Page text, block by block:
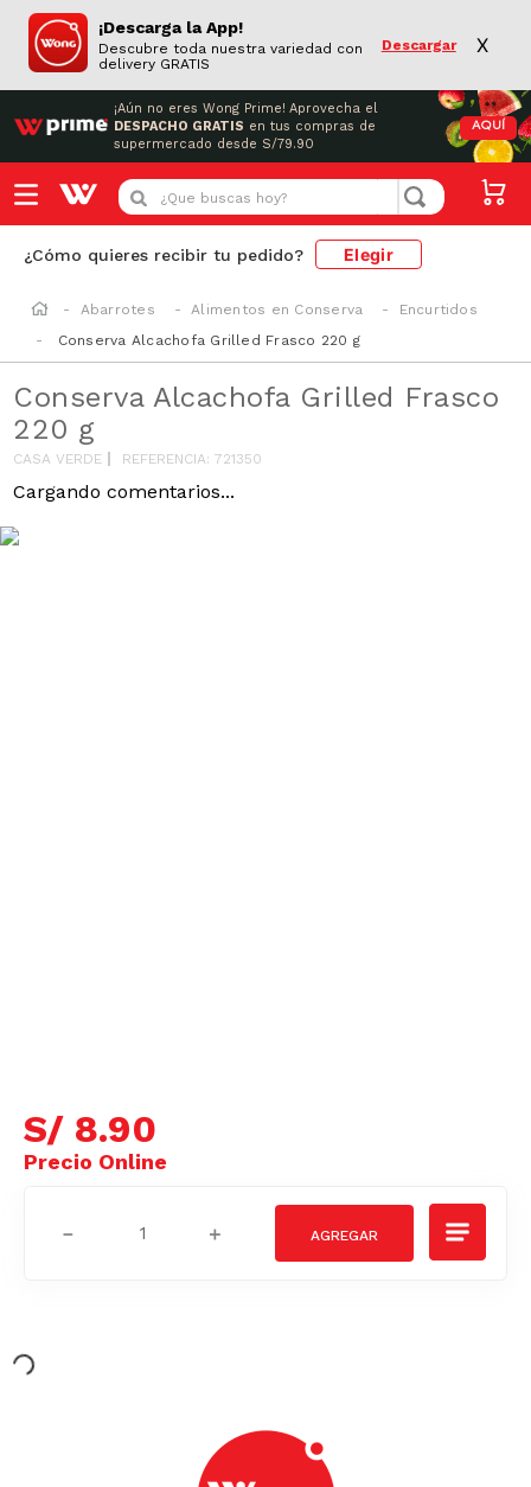
¡Descarga la App!
Descubre toda nuestra variedad con
delivery GRATIS
Descargar X
¡Aún no eres Wong Prime! Aprovecha el
DESPACHO GRATIS en tus compras de
supermercado desde S/79.90
AQUÍ
¿Que buscas hoy?
¿Cómo quieres recibir tu pedido? Elegir
Abarrotes Alimentos en Conserva
Encurtidos
Conserva Alcachofa Grilled Frasco 220 g
Conserva Alcachofa Grilled Frasco
220 g
CASA VERDE REFERENCIA:721350
Cargando comentarios...
S/ 8.90
＋
－